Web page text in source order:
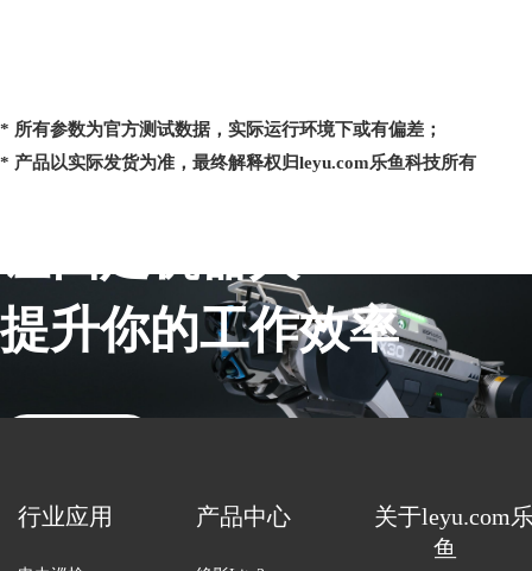
* 所有参数为官方测试数据，实际运行环境下或有偏差；
* 产品以实际发货为准，最终解释权归leyu.com乐鱼科技所有
提升你的工作效率
行业应用 产品中心
关于leyu.com
鱼